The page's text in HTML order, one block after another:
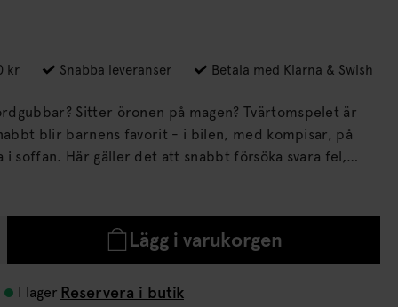
kr Snabba leveranser Betala med Klarna & Swish
Sitter öronen på magen? Tvärtomspelet är
blir barnens favorit - i bilen, med kompisar, på
försöka svara fel,
Svara Ja istället för Nej och Nej
Lägg i varukorgen
I lager Reservera i butik